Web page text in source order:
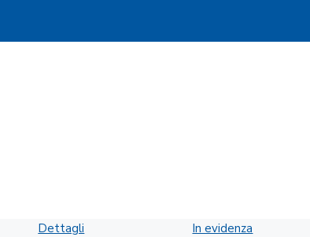
Dettagli In evidenza